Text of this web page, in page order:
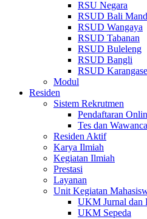
RSU Negara
RSUD Bali
RSUD Wangaya
RSUD Tabanan
RSUD Buleleng
RSUD Bangli
RSUD
Modul
Residen
Sistem Rekrutmen
Pendaftaran
Tes dan
Residen Aktif
Karya Ilmiah
Kegiatan Ilmiah
Prestasi
Layanan
Unit Kegiatan
UKM Jurnal dan
UKM Sepeda